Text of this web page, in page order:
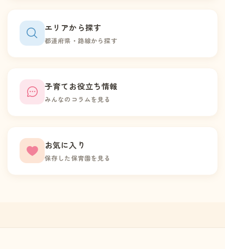
エリアから探す
都道府県・路線から探す
子育てお役立ち情報
みんなのコラムを見る
お気に入り
保存した保育園を見る